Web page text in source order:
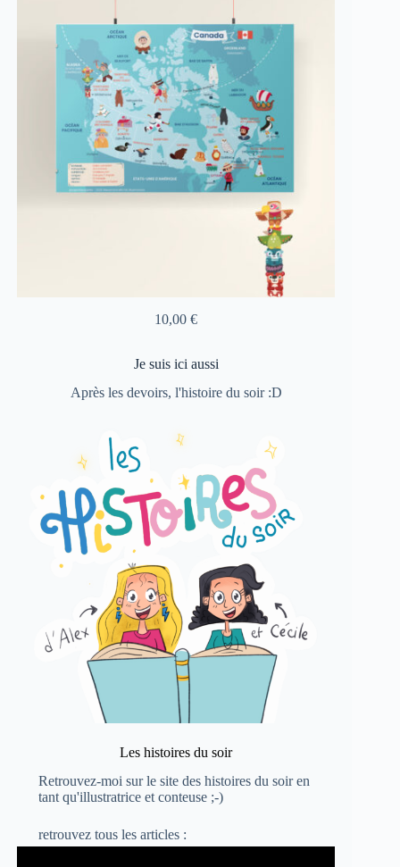
10,00€
Je suis ici aussi
Après les devoirs, l'histoire du soir :D
Les histoires du soir
Retrouvez-moi sur le site des histoires du soiren
tant qu'illustratrice et conteuse ;-)
retrouvez tous les articles :